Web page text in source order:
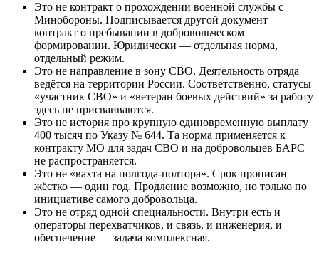
Это не контракт о прохождении военной службы с
Минобороны. Подписывается другой документ —
контракт о пребывании в добровольческом
формировании. Юридически — отдельная норма,
отдельный режим.
Это не направление в зону СВО. Деятельность отряда
ведётся на территории России. Соответственно, статусы
«участник СВО» и «ветеран боевых действий» за работу
здесь не присваиваются.
Это не история про крупную единовременную выплату
400 тысяч по Указу № 644. Та норма применяется к
контракту МО для задач СВО и на добровольцев БАРС
не распространяется.
Это не «вахта на полгода-полтора». Срок прописан
жёстко — один год. Продление возможно, но только по
инициативе самого добровольца.
Это не отряд одной специальности. Внутри есть и
операторы перехватчиков, и связь, и инженерия, и
обеспечение — задача комплексная.